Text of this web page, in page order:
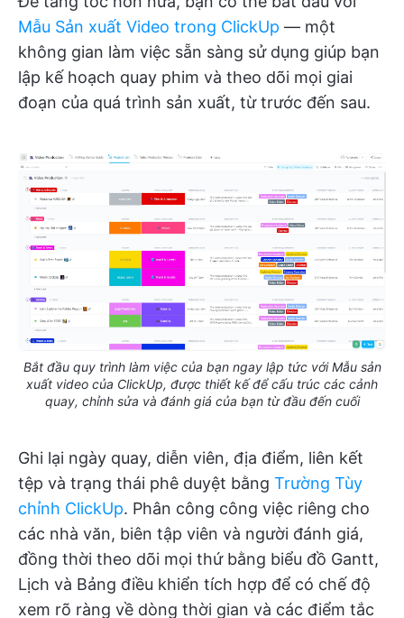
Mẫu Sản xuất Video trong ClickUp — một
không gian làm việc sẵn sàng sử dụng giúp bạn
lập kế hoạch quay phim và theo dõi mọi giai
đoạn của quá trình sản xuất, từ trước đến sau.
Bắt đầu quy trình làm việc của bạn ngay lập tức với Mẫu sản
xuất video của ClickUp, được thiết kế để cấu trúc các cảnh
quay, chỉnh sửa và đánh giá của bạn từ đầu đến cuối
Ghi lại ngày quay, diễn viên, địa điểm, liên kết
tệp và trạng thái phê duyệt bằng Trường Tùy
chỉnh ClickUp. Phân công công việc riêng cho
các nhà văn, biên tập viên và người đánh giá,
đồng thời theo dõi mọi thứ bằng biểu đồ Gantt,
Lịch và Bảng điều khiển tích hợp để có chế độ
xem rõ ràng về dòng thời gian và các điểm tắc